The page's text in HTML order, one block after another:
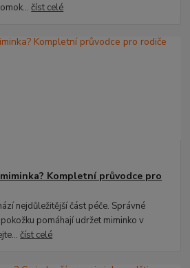
číst celé
Kompletní průvodce pro
nejdůležitější část péče. Správné
pomáhají udržet miminko v
číst celé